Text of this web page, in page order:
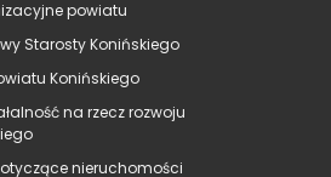
powiatu
Starosty Konińskiego
Konińskiego
na rzecz rozwoju
nieruchomości